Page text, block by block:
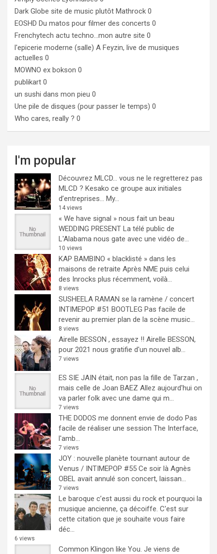
Dark Globe site de music plutôt Mathrock 0
EOSHD Du matos pour filmer des concerts 0
Frenchytech actu techno…mon autre site 0
l'epicerie moderne (salle) A Feyzin, live de musiques
actuelles 0
MOWNO ex bokson 0
publikart 0
un sushi dans mon pieu 0
Une pile de disques (pour passer le temps) 0
Who cares, really ? 0
I'm popular
Découvrez MLCD… vous ne le regretterez pas
MLCD ? Kesako ce groupe aux initiales
d’entreprises… My...
14 views
« We have signal » nous fait un beau
WEDDING PRESENT La télé public de
L'Alabama nous gate avec une vidéo de...
10 views
KAP BAMBINO « blacklisté » dans les
maisons de retraite Après NME puis celui
des Inrocks plus récemment, voilà...
8 views
SUSHEELA RAMAN se la ramène / concert
INTIMEPOP #51 BOOTLEG Pas facile de
revenir au premier plan de la scène music...
8 views
Airelle BESSON , essayez !! Airelle BESSON,
pour 2021 nous gratifie d'un nouvel alb...
7 views
ES SIE JAIN était, non pas la fille de Tarzan ,
mais celle de Joan BAEZ Allez aujourd'hui on
va parler folk avec une dame qui m...
7 views
THE DODOS me donnent envie de dodo Pas
facile de réaliser une session The Interface,
l'amb...
7 views
JOY : nouvelle planète tournant autour de
Venus / INTIMEPOP #55 Ce soir là Agnès
OBEL avait annulé son concert, laissan...
7 views
Le baroque c’est aussi du rock et pourquoi la
musique ancienne, ça décoiffe. C'est sur
cette citation que je souhaite vous faire
déc...
6 views
Common Klingon like You. Je viens de